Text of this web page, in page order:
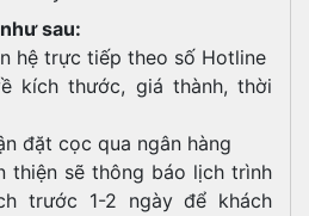
sau:
hệ trực tiếp theo số Hotline
kích thước, giá thành, thời
đặt cọc qua ngân hàng
thiện sẽ thông báo lịch trình
trước 1-2 ngày để khách